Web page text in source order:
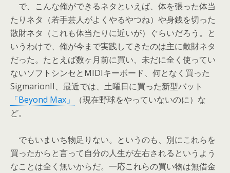
で、こんな俺ができるネタといえば、体を張った体当
たりネタ（若手芸人がよくやるやつね）や身銭を切った
散財ネタ（これも体当たりに近いが）ぐらいだろう。と
いうわけで、俺が今まで実践してきたのは主に散財ネタ
だった。たとえば数ヶ月前に買い、未だに全く使ってい
ないソフトシンセとMIDIキーボード、何となく買った
SigmarionII、最近では、土曜日に買った新型バット
「Beyond Max」
（現在野球をやっていないのに）な
ど。
でもいまいち物足りない。というのも、別にこれらを
買ったからと言って自分の人生が左右されるというよう
なことは全く無いからだ。一応これらの買い物は無借金